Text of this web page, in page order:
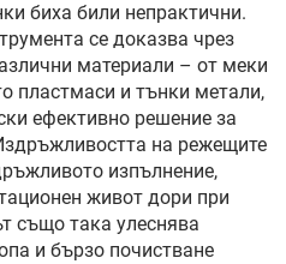
биха били непрактични.
се доказва чрез
материали – от меки
пластмаси и тънки метали,
ефективно решение за
на режещите
изпълнение,
живот дори при
също така улеснява
и бързо почистване